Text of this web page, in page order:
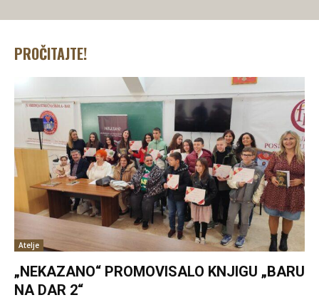
PROČITAJTE!
Atelje
„NEKAZANO“ PROMOVISALO KNJIGU „BARU
NA DAR 2“